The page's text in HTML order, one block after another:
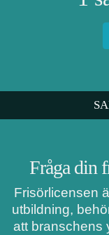
Fråga din
Frisörlicensen
utbildning,
att branschens